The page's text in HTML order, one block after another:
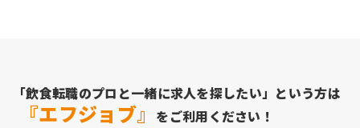
「飲食転職のプロと一緒に求人を探したい」という方は
『エフジョブ』 をご利用ください！